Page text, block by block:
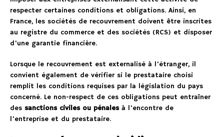
respecter certaines conditions et obligations. Ainsi, en
France, les sociétés de recouvrement doivent être inscrites
au registre du commerce et des sociétés (RCS) et disposer
d’une garantie financière.
Lorsque le recouvrement est externalisé à l’étranger, il
convient également de vérifier si le prestataire choisi
remplit les conditions requises par la législation du pays
concerné. Le non-respect de ces obligations peut entraîner
des sanctions civiles ou pénalesà l’encontre de
l’entreprise et du prestataire.